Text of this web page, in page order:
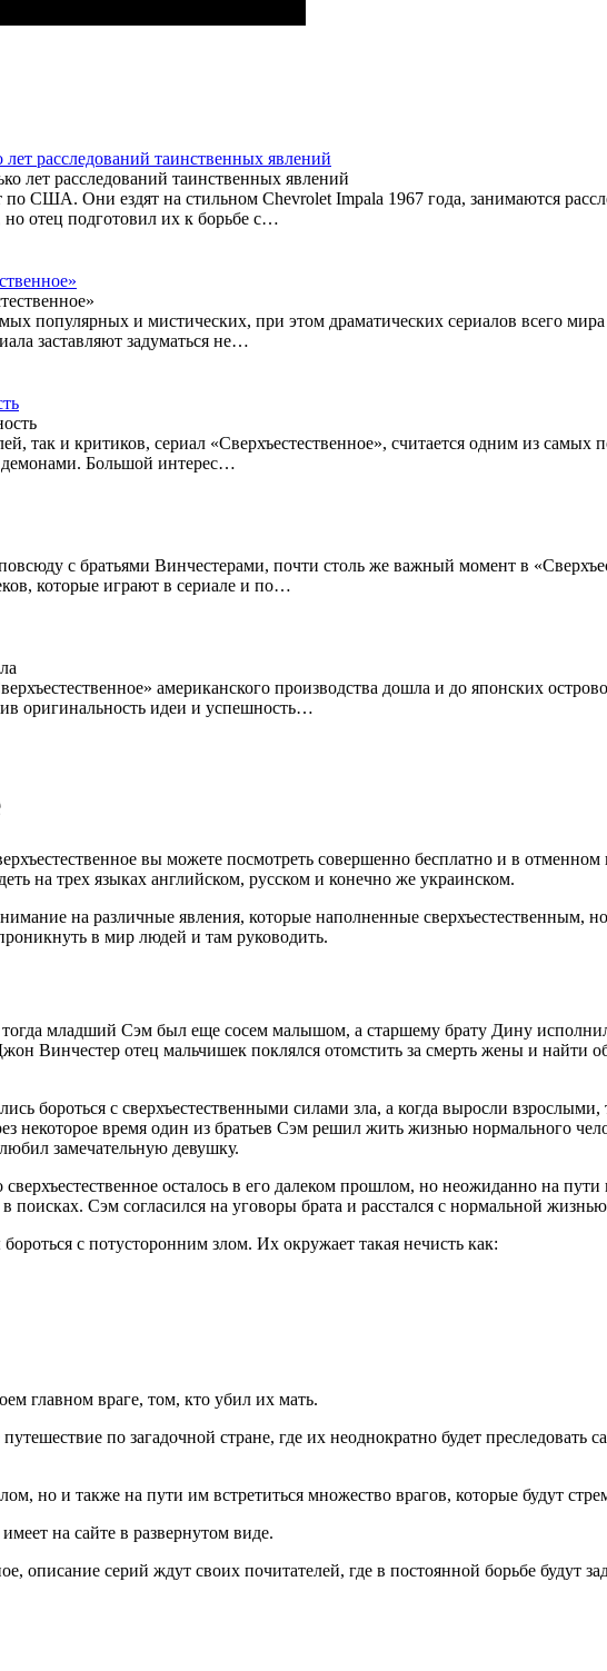
расследований таинственных явлений
США. Они ездят на стильном Chevrolet Impala 1967 года, занимаются
отец подготовил их к борьбе с…
популярных и мистических, при этом драматических сериалов всего
заставляют задуматься не…
так и критиков, сериал «Сверхъестественное», считается одним из
Большой интерес…
с братьями Винчестерами, почти столь же важный момент в
которые играют в сериале и по…
американского производства дошла и до японских
оригинальность идеи и успешность…
вы можете посмотреть совершенно бесплатно и в
на трех языках английском, русском и конечно же украинском.
на различные явления, которые наполненные сверхъестественным,
в мир людей и там руководить.
тогда младший Сэм был еще сосем малышом, а старшему брату Дину
Винчестер отец мальчишек поклялся отомстить за смерть жены и найти
бороться с сверхъестественными силами зла, а когда выросли
некоторое время один из братьев Сэм решил жить жизнью нормального
замечательную девушку.
осталось в его далеком прошлом, но неожиданно на пути
поисках. Сэм согласился на уговоры брата и расстался с нормальной
с потусторонним злом. Их окружает такая нечисть как:
главном враге, том, кто убил их мать.
путешествие по загадочной стране, где их неоднократно будет
но и также на пути им встретиться множество врагов, которые будут
на сайте в развернутом виде.
описание серий ждут своих почитателей, где в постоянной борьбе будут